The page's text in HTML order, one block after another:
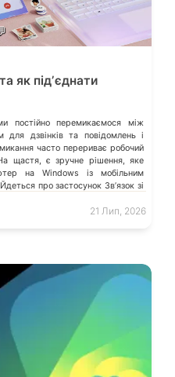
як підʼєднати
постійно перемикаємося між
для дзвінків та повідомлень і
часто перериває робочий
щастя, є зручне рішення, яке
на Windows із мобільним
про застосунок Звʼязок зі
що перетворює ваш ПК на
21 Лип, 2026